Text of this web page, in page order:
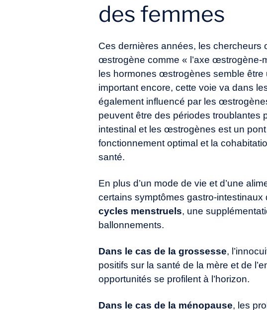
des femmes
Ces dernières années, les chercheurs
œstrogène comme « l’axe œstrogène-
les hormones œstrogènes semble
important encore, cette voie va dans
également influencé par les
peuvent être des périodes troublantes
intestinal et les œstrogènes est un
fonctionnement optimal et la
santé.
En plus d’un mode de vie et d’une
certains symptômes gastro-
cycles menstruels, une
ballonnements.
Dans le cas de la grossesse,
positifs sur la santé de la mère et de
opportunités se profilent à l’horizon.
Dans le cas de la ménopause, les